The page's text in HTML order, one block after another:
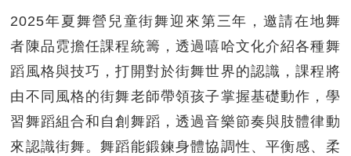
2025年夏舞營兒童街舞迎來第三年，邀請在地舞
者陳品霓擔任課程統籌，透過嘻哈文化介紹各種舞
蹈風格與技巧，打開對於街舞世界的認識，課程將
由不同風格的街舞老師帶領孩子掌握基礎動作，學
習舞蹈組合和自創舞蹈，透過音樂節奏與肢體律動
來認識街舞。舞蹈能鍛鍊身體協調性、平衡感、柔